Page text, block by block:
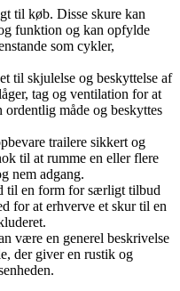
til køb. Disse skure kan
funktion og kan opfylde
som cykler,
til skjulelse og beskyttelse af
tag og ventilation for at
ordentlig måde og beskyttes
trailere sikkert og
til at rumme en eller flere
nem adgang.
til en form for særligt tilbud
for at erhverve et skur til en
være en generel beskrivelse
der giver en rustik og